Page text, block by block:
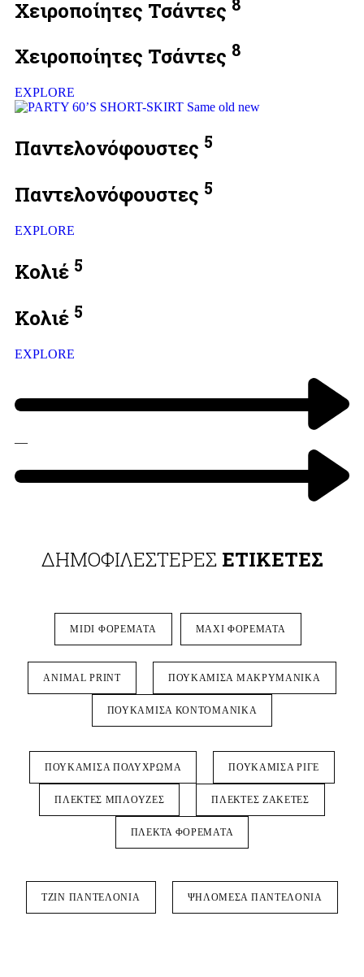
Χειροποίητες Τσάντες
Χειροποίητες Τσάντες 8
EXPLORE
Παντελονόφουστες 5
Παντελονόφουστες 5
EXPLORE
Κολιέ 5
Κολιέ 5
EXPLORE
—
ΔΗΜΟΦΙΛΕΣΤΕΡΕΣ ΕΤΙΚΕΤΕΣ
MIDI ΦΟΡΕΜΑΤΑ MAXI ΦΟΡΕΜΑΤΑ
ANIMAL PRINT ΠΟΥΚΑΜΙΣΑ ΜΑΚΡΥΜΑΝΙΚΑ
ΠΟΥΚΑΜΙΣΑ ΚΟΝΤΟΜΑΝΙΚΑ
ΠΟΥΚΑΜΙΣΑ ΠΟΛΥΧΡΩΜΑ ΠΟΥΚΑΜΙΣΑ ΡΙΓΕ
ΠΛΕΚΤΕΣ ΜΠΛΟΥΖΕΣ ΠΛΕΚΤΕΣ ΖΑΚΕΤΕΣ
ΠΛΕΚΤΑ ΦΟΡΕΜΑΤΑ
ΤΖΙΝ ΠΑΝΤΕΛΟΝΙΑ ΨΗΛΟΜΕΣΑ ΠΑΝΤΕΛΟΝΙΑ